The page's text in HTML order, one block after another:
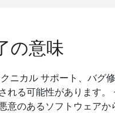
の意味
ニカル サポート、バグ
れる可能性があります。
のあるソフトウェアか